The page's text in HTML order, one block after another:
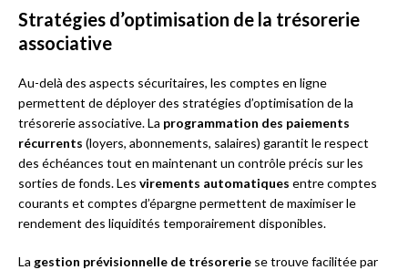
Stratégies d’optimisation de la trésorerie
associative
Au-delà des aspects sécuritaires, les comptes en ligne
permettent de déployer des stratégies d’optimisation de la
trésorerie associative. La programmation des paiements
récurrents (loyers, abonnements, salaires) garantit le respect
des échéances tout en maintenant un contrôle précis sur les
sorties de fonds. Les virements automatiques entre comptes
courants et comptes d’épargne permettent de maximiser le
rendement des liquidités temporairement disponibles.
La gestion prévisionnelle de trésorerie se trouve facilitée par